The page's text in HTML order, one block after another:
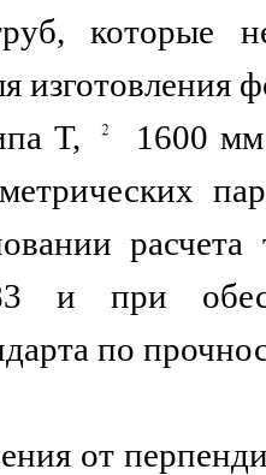
которые
изготовления
Т,
1600 мм
расчета
и при
по
от